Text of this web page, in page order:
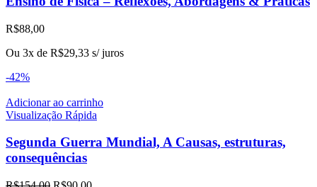
R$88,00
Ou 3x de R$29,33 s/ juros
-42%
Adicionar ao carrinho
Visualização Rápida
Segunda Guerra Mundial, A Causas, estruturas,
consequências
O O